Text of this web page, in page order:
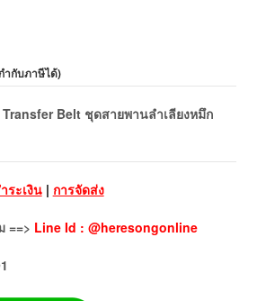
ำกับภาษีได้)
Belt ชุดสายพานลำเลียงหมึก
ระเงิน| การจัดส่ง
==> Line Id : @heresongonline